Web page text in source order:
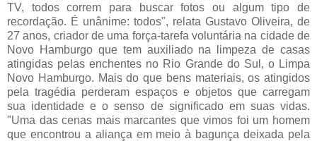
TV, todos correm para buscar fotos ou algum tipo de
recordação. É unânime: todos", relata Gustavo Oliveira, de
27 anos, criador de uma força-tarefa voluntária na cidade de
Novo Hamburgo que tem auxiliado na limpeza de casas
atingidas pelas enchentes no Rio Grande do Sul, o Limpa
Novo Hamburgo. Mais do que bens materiais, os atingidos
pela tragédia perderam espaços e objetos que carregam
sua identidade e o senso de significado em suas vidas.
"Uma das cenas mais marcantes que vimos foi um homem
que encontrou a aliança em meio à bagunça deixada pela